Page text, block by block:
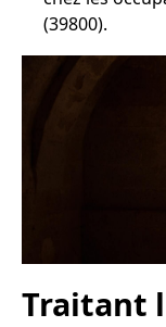
(39800).
Traitant